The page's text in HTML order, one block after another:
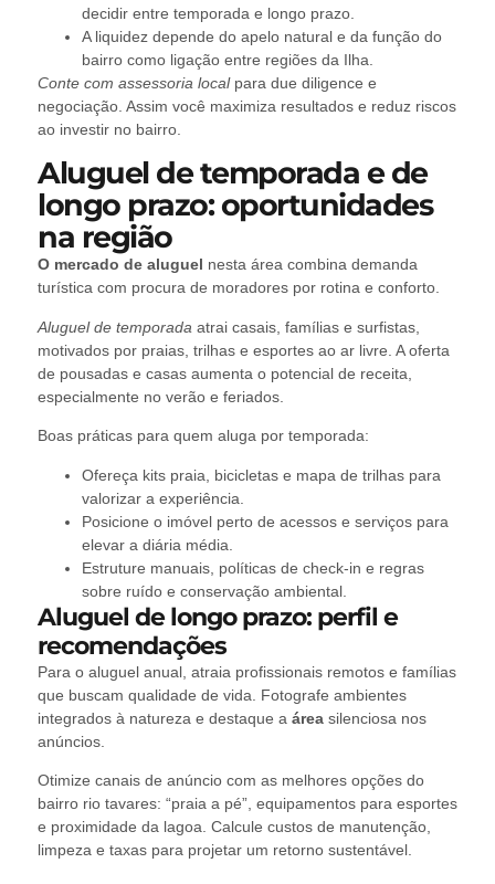
decidir entre temporada e longo prazo.
A liquidez depende do apelo natural e da função do
bairro como ligação entre regiões da Ilha.
Conte com assessoria localpara due diligence e
negociação. Assim você maximiza resultados e reduz riscos
ao investir no bairro.
Aluguel de temporada e de
longo prazo: oportunidades
na região
O mercado de aluguel nesta área combina demanda
turística com procura de moradores por rotina e conforto.
Aluguel de temporada atrai casais, famílias e surfistas,
motivados por praias, trilhas e esportes ao ar livre. A oferta
de pousadas e casas aumenta o potencial de receita,
especialmente no verão e feriados.
Boas práticas para quem aluga por temporada:
Ofereça kits praia, bicicletas e mapa de trilhas para
valorizar a experiência.
Posicione o imóvel perto de acessos e serviços para
elevar a diária média.
Estruture manuais, políticas de check-in e regras
sobre ruído e conservação ambiental.
Aluguel de longo prazo: perfil e
recomendações
Para o aluguel anual, atraia profissionais remotos e famílias
que buscam qualidade de vida. Fotografe ambientes
integrados à natureza e destaque a área silenciosa nos
anúncios.
Otimize canais de anúncio com as melhores opções do
bairro rio tavares: “praia a pé”, equipamentos para esportes
e proximidade da lagoa. Calcule custos de manutenção,
limpeza e taxas para projetar um retorno sustentável.